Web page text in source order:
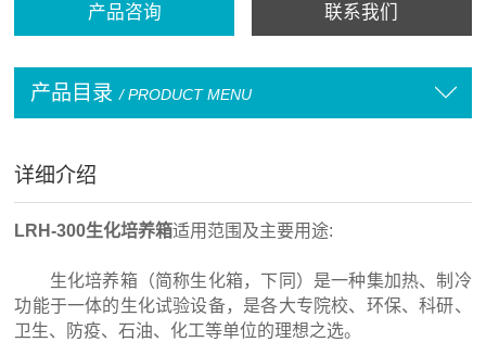
产品咨询 联系我们
产品目录 / PRODUCT MENU
详细介绍
LRH-300生化培养箱适用范围及主要用途:
生化培养箱（简称生化箱，下同）是一种集加热、制冷
功能于一体的生化试验设备，是各大专院校、环保、科研、
卫生、防疫、石油、化工等单位的理想之选。